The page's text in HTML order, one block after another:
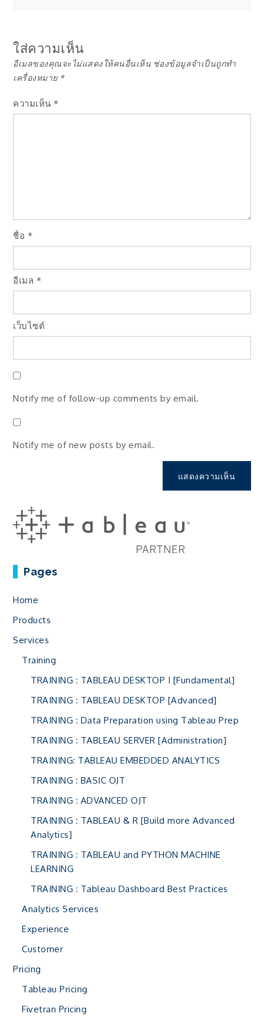
ใส่ความเห็น
อีเมลของคุณจะไม่แสดงให้คนอื่นเห็น ช่องข้อมูลจำเป็นถูกทำ
เครื่องหมาย *
ความเห็น*
ชื่อ *
อีเมล *
เว็บไซต์
Notify me of follow-up comments by email.
Notify me of new posts by email.
Pages
Home
Products
Services
Training
TRAINING : TABLEAU DESKTOP I [Fundamental]
TRAINING : TABLEAU DESKTOP [Advanced]
TRAINING : Data Preparation using Tableau Prep
TRAINING : TABLEAU SERVER [Administration]
TRAINING: TABLEAU EMBEDDED ANALYTICS
TRAINING : BASIC OJT
TRAINING : ADVANCED OJT
TRAINING : TABLEAU & R [Build more Advanced
Analytics]
TRAINING : TABLEAU and PYTHON MACHINE
LEARNING
TRAINING : Tableau Dashboard Best Practices
Analytics Services
Experience
Customer
Pricing
Tableau Pricing
Fivetran Pricing